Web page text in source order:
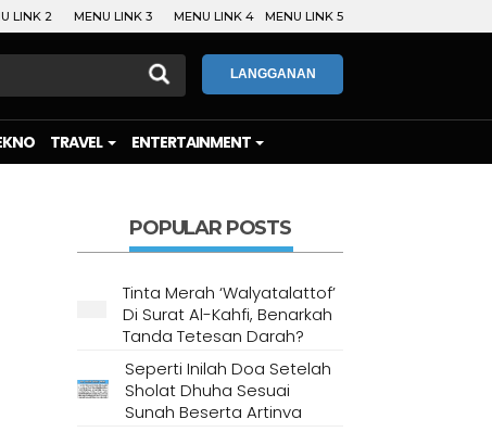
LINK 2 MENU LINK 3 MENU LINK 4 MENU LINK 5
LANGGANAN
TRAVEL ENTERTAINMENT
POPULAR POSTS
Tinta Merah ‘Walyatalattof’
Di Surat Al-Kahfi, Benarkah
Tanda Tetesan Darah?
Seperti Inilah Doa Setelah
Sholat Dhuha Sesuai
Sunah Beserta Artinya